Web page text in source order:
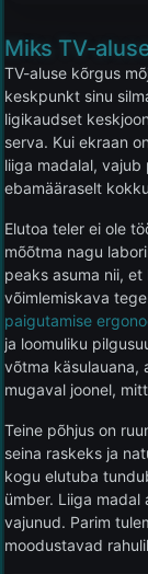
Miks TV-
TV-aluse kõrgus
keskpunkt sinu
ligikaudset
serva. Kui ekraan
liiga madalal,
ebamääraselt
Elutoa teler ei ole
mõõtma nagu
peaks asuma nii,
võimlemiskava
paigutamise
ja loomuliku
võtma käsulauana,
mugaval joonel,
Teine põhjus on
seina raskeks ja
kogu elutuba
ümber. Liiga madal
vajunud. Parim
moodustavad